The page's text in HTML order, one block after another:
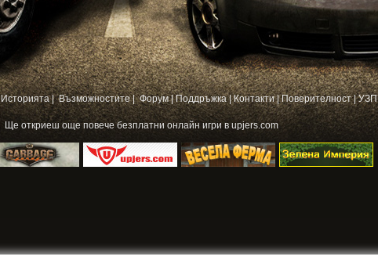
Историята | Възможностите | Форум|Поддръжка|Контакти|Поверителност|УЗП
Ще откриеш още повечебезплатни онлайн игри в upjers.com